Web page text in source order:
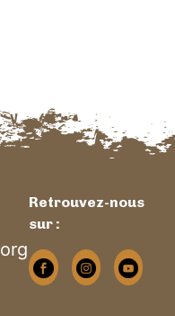
Retrouvez-nous
sur :